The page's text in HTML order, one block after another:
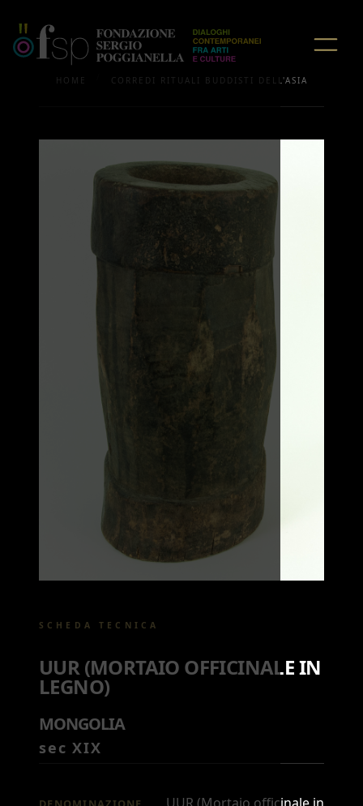
HOME CORREDI RITUALI BUDDISTI DELL'ASIA
SCHEDA TECNICA
UUR (MORTAIO OFFICINALE IN
LEGNO)
MONGOLIA
sec XIX